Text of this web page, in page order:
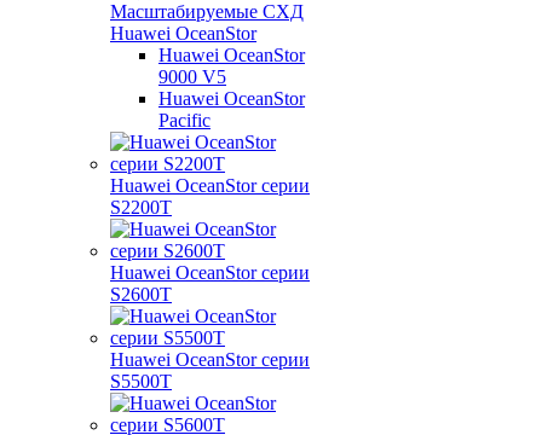
Масштабируемые СХД
Huawei OceanStor
Huawei OceanStor
9000 V5
Huawei OceanStor
Pacific
Huawei OceanStor серии
S2200T
Huawei OceanStor серии
S2600T
Huawei OceanStor серии
S5500T